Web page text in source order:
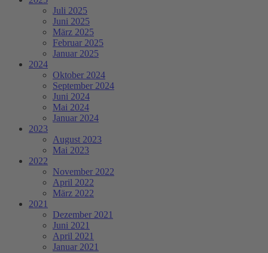
Juli 2025
Juni 2025
März 2025
Februar 2025
Januar 2025
2024
Oktober 2024
September 2024
Juni 2024
Mai 2024
Januar 2024
2023
August 2023
Mai 2023
2022
November 2022
April 2022
März 2022
2021
Dezember 2021
Juni 2021
April 2021
Januar 2021